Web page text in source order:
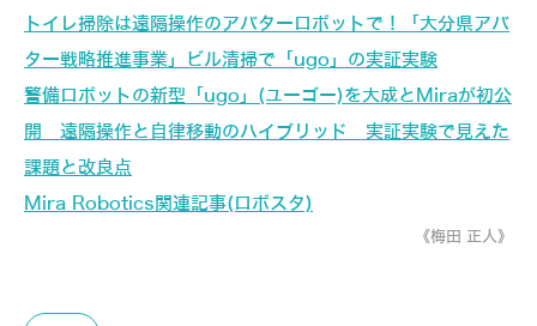
トイレ掃除は遠隔操作のアバターロボットで！「大分県アバ
ター戦略推進事業」ビル清掃で「ugo」の実証実験
警備ロボットの新型「ugo」(ユーゴー)を大成とMiraが初公
開 遠隔操作と自律移動のハイブリッド 実証実験で見えた
課題と改良点
Mira Robotics関連記事(ロボスタ)
《梅田 正人》